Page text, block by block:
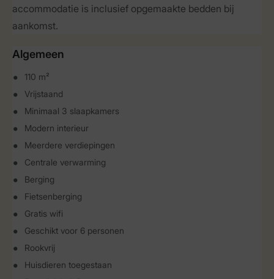
accommodatie is inclusief opgemaakte bedden bij
aankomst.
Algemeen
110 m²
Vrijstaand
Minimaal 3 slaapkamers
Modern interieur
Meerdere verdiepingen
Centrale verwarming
Berging
Fietsenberging
Gratis wifi
Geschikt voor 6 personen
Rookvrij
Huisdieren toegestaan